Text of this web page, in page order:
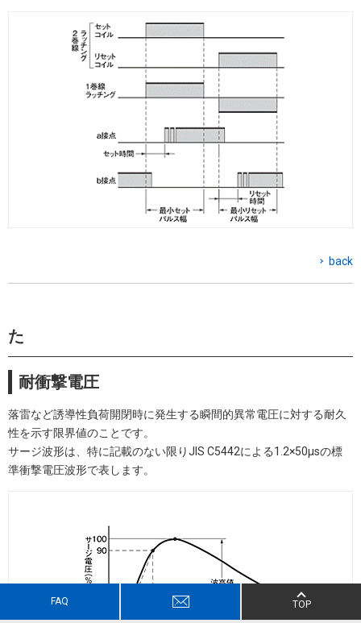
back
た
耐衝撃電圧
落雷など誘導性負荷開閉時に発生する瞬間的異常電圧に対する耐久
性を示す限界値のことです。
サージ波形は、特に記載のない限りJIS C5442による1.2×50μsの標
準衝撃電圧波形で表します。
FAQ TOP